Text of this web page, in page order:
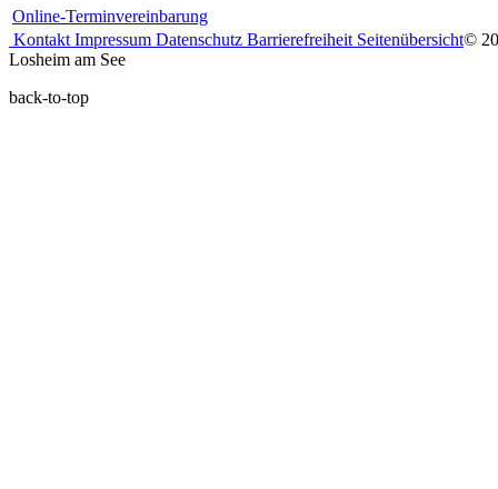
Online-Terminvereinbarung
Kontakt Impressum Datenschutz Barrierefreiheit Seitenübersicht©
Losheim am See
back-to-top